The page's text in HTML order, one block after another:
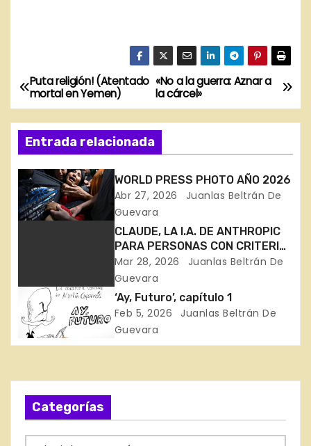
N
a
v
e
g
i
ó
n
d
e
«No a la guerra: Aznar a
la cárcel»
Puta religión! (Atentado
mortal en Yemen)
Entrada relacionada
WORLD PRESS PHOTO AÑO 2026
Abr 27, 2026
Juanlas Beltrán De
Guevara
CLAUDE, LA I.A. DE ANTHROPIC
PARA PERSONAS CON CRITERIO
PROPIO. MERECE LA PENA.
Mar 28, 2026
Juanlas Beltrán De
Guevara
‘Ay, Futuro’, capítulo 1
Feb 5, 2026
Juanlas Beltrán De
Guevara
Categorías